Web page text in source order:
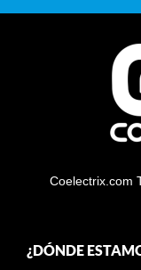
Coelectrix.com
¿DÓNDE